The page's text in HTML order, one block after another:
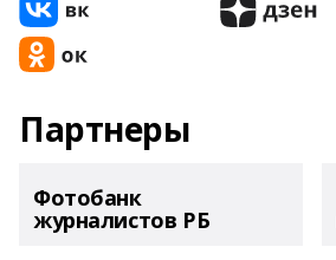
Партнеры
Фотобанк
журналистов РБ